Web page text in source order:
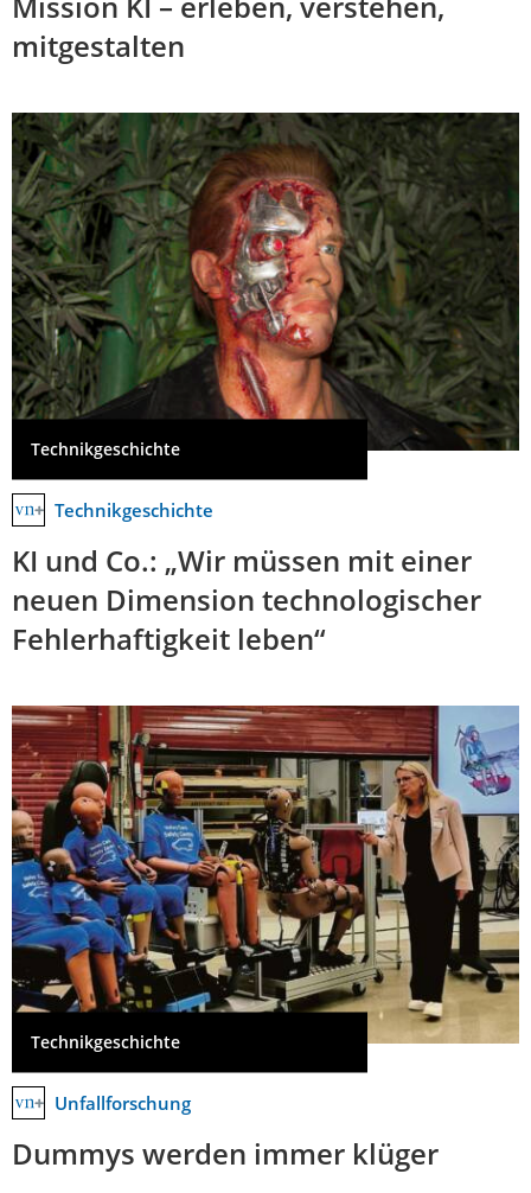
mitgestalten
Technikgeschichte
Technikgeschichte
KI und Co.: „Wir müssen mit einer
neuen Dimension technologischer
Fehlerhaftigkeit leben“
Technikgeschichte
Unfallforschung
Dummys werden immer klüger